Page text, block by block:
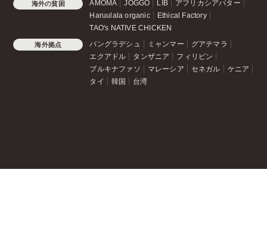
海外の貧困 AMOMA JOGGO LIB
アフリカシアバター
Haruulala organic
Ethical Factory
TAO's NATIVE CHICKEN
海外拠点 バングラデシュ ミャンマー
グアテマラ
エクアドル
タンザニア
フィリピン
ブルキナファソ
マレーシア セネガル
ケニア
タイ
韓国 台湾